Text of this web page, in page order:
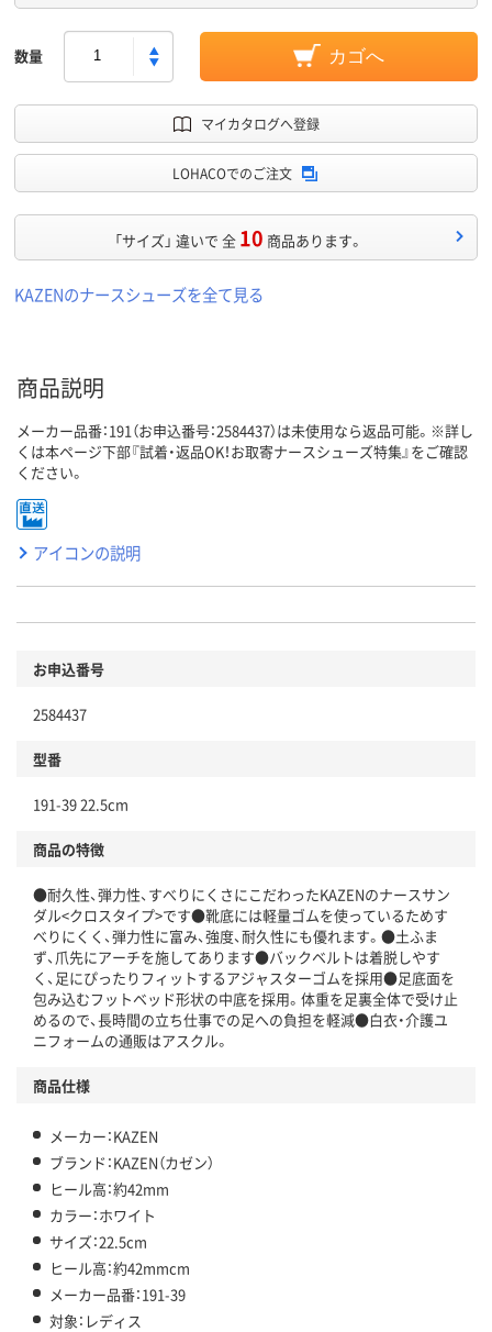
数量 カゴへ
マイカタログへ登録
LOHACOでのご注文
「サイズ」 違いで 全 10 商品あります。
KAZENのナースシューズを全て見る
商品説明
メーカー品番：191（お申込番号：2584437）は未使用なら返品可能。※詳し
くは本ページ下部『試着・返品OK！お取寄ナースシューズ特集』をご確認
ください。
アイコンの説明
お申込番号
2584437
型番
191-39 22.5cm
商品の特徴
●耐久性、弾力性、すべりにくさにこだわったKAZENのナースサン
ダル<クロスタイプ>です●靴底には軽量ゴムを使っているためす
べりにくく、弾力性に富み、強度、耐久性にも優れます。●土ふま
ず、爪先にアーチを施してあります●バックベルトは着脱しやす
く、足にぴったりフィットするアジャスターゴムを採用●足底面を
包み込むフットベッド形状の中底を採用。体重を足裏全体で受け止
めるので、長時間の立ち仕事での足への負担を軽減●白衣・介護ユ
ニフォームの通販はアスクル。
商品仕様
メーカー：KAZEN
ブランド：KAZEN（カゼン）
ヒール高：約42mm
カラー：ホワイト
サイズ：22.5cm
ヒール高：約42mmcm
メーカー品番：191-39
対象：レディス